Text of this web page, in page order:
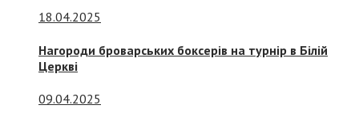
18.04.2025
Нагороди броварських боксерів на турнір в Білій
Церкві
09.04.2025